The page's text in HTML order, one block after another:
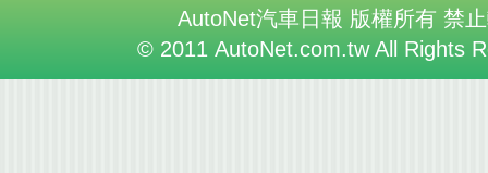
AutoNet汽車日報 版權所有 禁
© 2011 AutoNet.com.tw All Rights